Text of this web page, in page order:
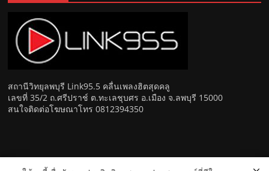
สถานีวิทยุลพบุรี Link95.5 คลื่นเพลงฮิตสุดคลู
เลขที่ 35/2 ถ.ศรีปราช์ ต.ทะเลชุบศร อ.เมือง จ.ลพบุรี 15000
สนใจติดต่อโฆษณาโทร 0812394350